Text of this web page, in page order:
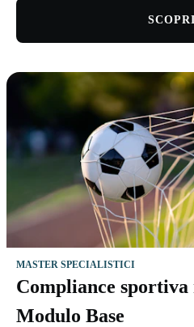
SCOPRI
MASTER SPECIALISTICI
Compliance sportiva
Modulo Base